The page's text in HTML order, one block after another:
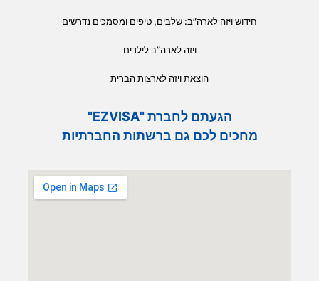
חידוש ויזה לארה”ב: שלבים, טיפים ומסמכים נדרשים
ויזה לארה”ב לילדים
הוצאת ויזה לארצות הברית
הגעתם לחברת "EZVISA"
מחכים לכם גם ברשתות החברתיות